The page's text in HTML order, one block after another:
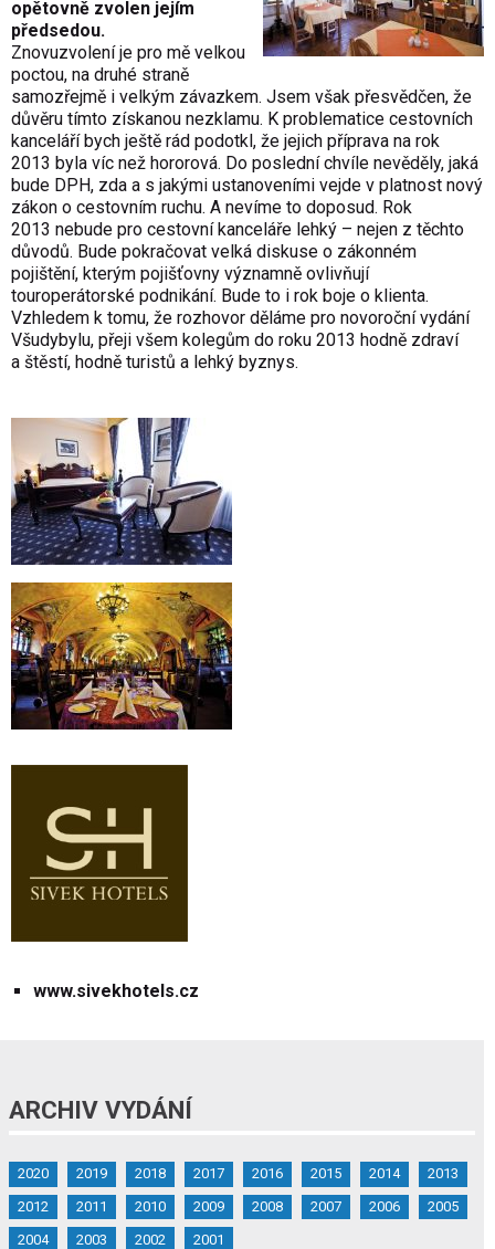
opětovně zvolen jejím
předsedou.
Znovuzvolení je pro mě velkou
poctou, na druhé straně
samozřejmě i velkým závazkem. Jsem však přesvědčen, že
důvěru tímto získanou nezklamu. K problematice cestovních
kanceláří bych ještě rád podotkl, že jejich příprava na rok
2013 byla víc než hororová. Do poslední chvíle nevěděly, jaká
bude DPH, zda a s jakými ustanoveními vejde v platnost nový
zákon o cestovním ruchu. A nevíme to doposud. Rok
2013 nebude pro cestovní kanceláře lehký – nejen z těchto
důvodů. Bude pokračovat velká diskuse o zákonném
pojištění, kterým pojišťovny významně ovlivňují
touroperátorské podnikání. Bude to i rok boje o klienta.
Vzhledem k tomu, že rozhovor děláme pro novoroční vydání
Všudybylu, přeji všem kolegům do roku 2013 hodně zdraví
a štěstí, hodně turistů a lehký byznys.
www.sivekhotels.cz
ARCHIV VYDÁNÍ
2020 2019 2018 2017 2016 2015 2014
2013
2012
2011 2010 2009 2008 2007 2006
2005
2004
2003 2002 2001